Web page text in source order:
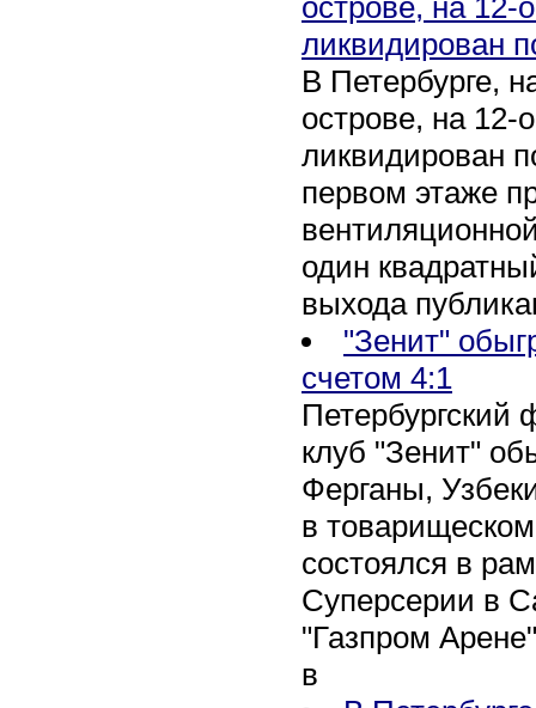
ликвидирован
В Петербурге,
острове, на 12-
ликвидирован
первом этаже
один
выхода
"Зенит"
счетом 4:1
Петербургский
клуб "Зенит"
Ферганы,
в
состоялся в
Суперсерии в
"Газпром
в